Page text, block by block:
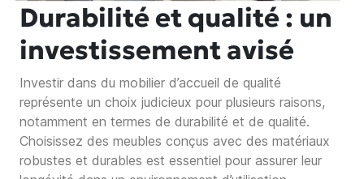
Durabilité et qualité : un
investissement avisé
Investir dans du mobilier d’accueil de qualité
représente un choix judicieux pour plusieurs raisons,
notamment en termes de durabilité et de qualité.
Choisissez des meubles conçus avec des matériaux
robustes et durables est essentiel pour assurer leur